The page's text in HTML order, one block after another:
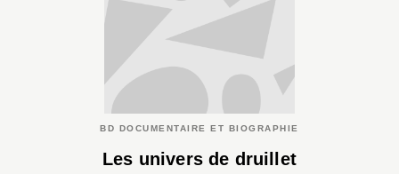
BD DOCUMENTAIRE ET BIOGRAPHIE
Les univers de druillet